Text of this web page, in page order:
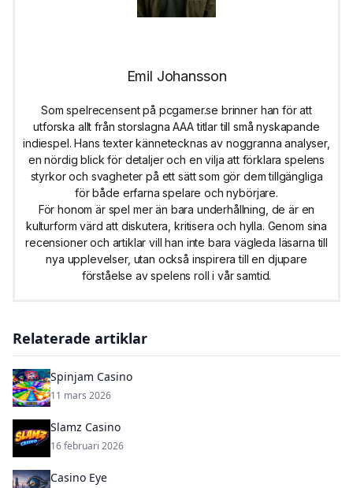
Emil Johansson
Som spelrecensent på pcgamer.se brinner han för att
utforska allt från storslagna AAA titlar till små nyskapande
indiespel. Hans texter kännetecknas av noggranna analyser,
en nördig blick för detaljer och en vilja att förklara spelens
styrkor och svagheter på ett sätt som gör dem tillgängliga
för både erfarna spelare och nybörjare.
För honom är spel mer än bara underhållning, de är en
kulturform värd att diskutera, kritisera och hylla. Genom sina
recensioner och artiklar vill han inte bara vägleda läsarna till
nya upplevelser, utan också inspirera till en djupare
förståelse av spelens roll i vår samtid.
Relaterade artiklar
Spinjam Casino
11 mars 2026
Slamz Casino
16 februari 2026
Casino Eye